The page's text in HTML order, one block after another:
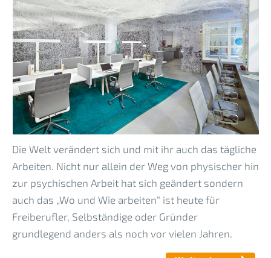
Die Welt verändert sich und mit ihr auch das tägliche
Arbeiten. Nicht nur allein der Weg von physischer hin
zur psychischen Arbeit hat sich geändert sondern
auch das „Wo und Wie arbeiten“ ist heute für
Freiberufler, Selbständige oder Gründer
grundlegend anders als noch vor vielen Jahren.